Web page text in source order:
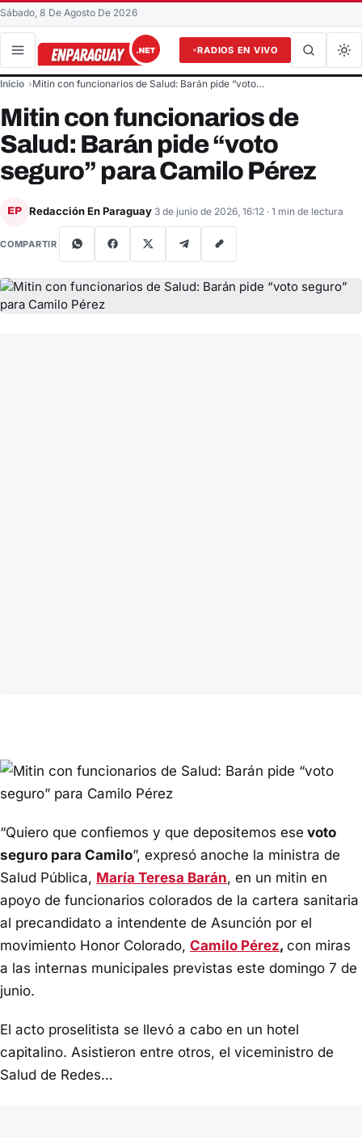
Sábado, 8 De Agosto De 2026
RADIOS EN VIVO
Buscar en el sitio
Inicio Mitin con funcionarios de Salud: Barán pide “voto…
Mitin con funcionarios de
Salud: Barán pide “voto
seguro” para Camilo Pérez
EP Redacción En Paraguay 3 de junio de 2026, 16:12 · 1 min de lectura
COMPARTIR
“Quiero que confiemos y que depositemos ese voto
seguro para Camilo”, expresó anoche la ministra de
Salud Pública, María Teresa Barán, en un mitin en
apoyo de funcionarios colorados de la cartera sanitaria
al precandidato a intendente de Asunción por el
movimiento Honor Colorado, Camilo Pérez, con miras
a las internas municipales previstas este domingo 7 de
junio.
El acto proselitista se llevó a cabo en un hotel
capitalino. Asistieron entre otros, el viceministro de
Salud de Redes…